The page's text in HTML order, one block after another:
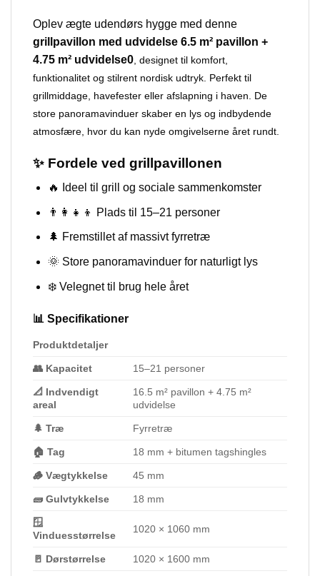
Oplev ægte udendørs hygge med denne
grillpavillon med udvidelse 6.5 m² pavillon +
4.75 m² udvidelse0 , designet til komfort,
funktionalitet og stilrent nordisk udtryk. Perfekt til
grillmiddage, havefester eller afslapning i haven. De
store panoramavinduer skaber en lys og indbydende
atmosfære, hvor du kan nyde omgivelserne året rundt.
✨ Fordele ved grillpavillonen
🔥 Ideel til grill og sociale sammenkomster
👨‍👩‍👧‍👦 Plads til 15–21 personer
🌲 Fremstillet af massivt fyrretræ
🌞 Store panoramavinduer for naturligt lys
❄️ Velegnet til brug hele året
📊 Specifikationer
Produktdetaljer
👥 Kapacitet 15–21 personer
📐 Indvendigt
areal
16.5 m² pavillon + 4.75 m²
udvidelse
🌲 Træ Fyrretræ
🏠 Tag 18 mm + bitumen tagshingles
🪵 Vægtykkelse 45 mm
🧱 Gulvtykkelse 18 mm
🪟
Vinduesstørrelse
1020 × 1060 mm
🚪 Dørstørrelse 1020 × 1600 mm